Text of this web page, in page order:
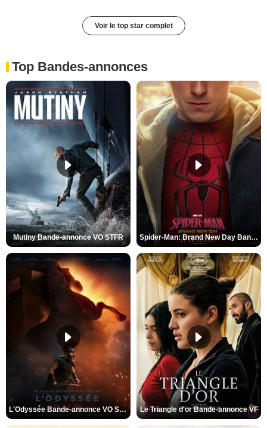
Voir le top star complet
Top Bandes-annonces
Mutiny Bande-annonce VO STFR Spider-Man: Brand New Day Bande-annonce VO STFR
L'Odyssée Bande-annonce VO STFR Le Triangle d'or Bande-annonce VF